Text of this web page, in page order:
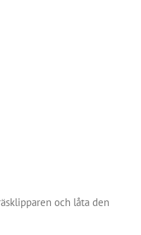
och låta den